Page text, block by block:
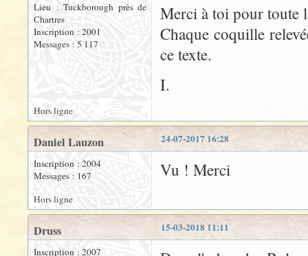
Lieu : Tuckborough près de
Chartres
Inscription : 2001
Messages : 5 117
Merci à toi pour toute
Chaque coquille
ce texte.
I.
Hors ligne
24-07-2017 16:28
Daniel Lauzon
Inscription : 2004
Messages : 167
Vu ! Merci
Hors ligne
15-03-2018 11:11
Druss
Inscription : 2007